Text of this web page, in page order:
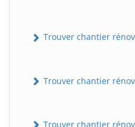
Trouver chantier
Trouver chantier
Trouver chantier